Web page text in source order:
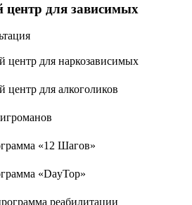
для зависимых
центр для наркозависимых
центр для алкоголиков
«12 Шагов»
«DayTop»
реабилитации